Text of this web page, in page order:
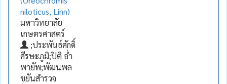
niloticus, Linn)
มหาวิทยาลัย
เกษตรศาสตร์
;ประพันธ์ศักดิ์
ศีรษะภูมิ;ปิติ อ่ำ
พายัพ;พัฒนพล
ขยันสำรวจ